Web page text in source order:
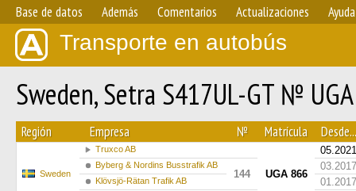
Base de datos Además Comentarios Actualizaciones Ayuda
Transporte en autobús
Sweden, Setra S417UL-GT №
Región Empresa № Matrícula Desde...
Sweden
Truxco AB
UGA 866
05.2021
Byberg & Nordins Busstrafik AB
144
03.2017
Klövsjö-Rätan Trafik AB 01.2017